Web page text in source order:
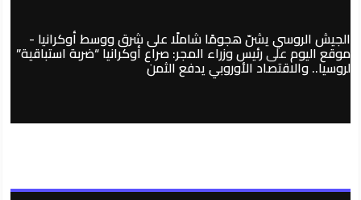
الجيش الروسي يشنّ هجومًا شاملًا على شرق ووسط أوكرانيا -
موقع اليومعلىرئيس وزراء المجر: صراع أوكرانيا “ضربة استباقية”
لروسيا.. والاقتصاد الأوروبي يدفع الثمن